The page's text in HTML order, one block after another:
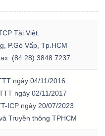
Tài Việt.
P.Gò Vấp, Tp.HCM
(84.28) 3848 7237
ngày 04/11/2016
ngày 02/11/2017
ICP ngày 20/07/2023
Truyền thông TPHCM